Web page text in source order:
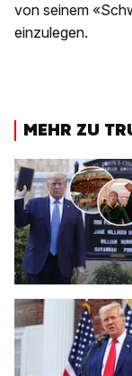
von seinem
einzulegen.
MEHR ZU